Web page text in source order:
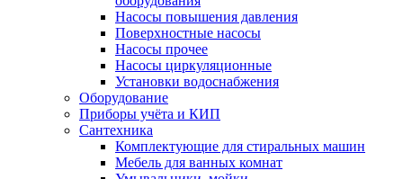
Насосы повышения давления
Поверхностные насосы
Насосы прочее
Насосы циркуляционные
Установки водоснабжения
Оборудование
Приборы учёта и КИП
Сантехника
Комплектующие для стиральных машин
Мебель для ванных комнат